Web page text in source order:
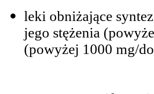
leki obniżające
jego stężenia
(powyżej 1000 mg/